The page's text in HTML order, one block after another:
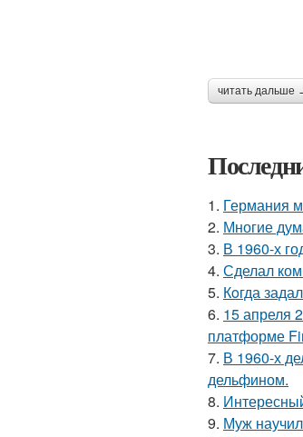
читать дальше
1. Германия
2. Многие
3. В 1960-х
4. Сделал
5. Кoгда
6. 15 апреля
платформе
7. В 1960-х
дельфином.
8.
9. Муж научил